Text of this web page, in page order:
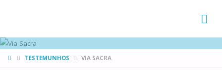
HOMETESTEMUNHOS VIA SACRA